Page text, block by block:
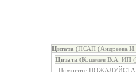
Цитата (ПСАП (Андреева
Цитата (Кошелев В.А. ИП
Помогите